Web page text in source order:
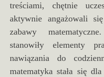
treściami, chętnie
aktywnie angażowali
zabawy
stanowiły elementy
nawiązania do
matematyka stała się